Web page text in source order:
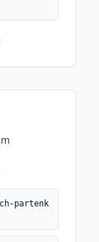
partenk